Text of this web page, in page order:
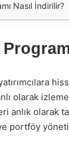
Nasıl İndirilir?
olarak
anlık olarak
portföy